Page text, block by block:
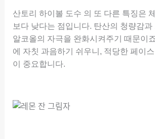
산토리 하이볼 도수 의 또 다른 특징은
보다 낮다는 점입니다. 탄산의 청량감
알코올의 자극을 완화시켜주기 때문이
에 자칫 과음하기 쉬우니, 적당한 페이
이 중요합니다.